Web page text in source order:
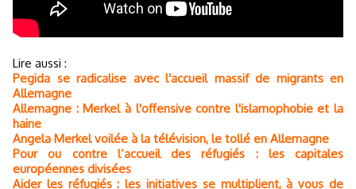
Lire aussi :
Pegida se radicalise avec l'accueil massif de migrants en
Allemagne
Allemagne : Merkel à l'offensive contre l'islamophobie et la
haine
Angela Merkel voilée à la télévision, le tollé en Allemagne
Pour ou contre l’accueil des réfugiés : les capitales
européennes divisées
Aider les réfugiés : les initiatives se multiplient, à vous de